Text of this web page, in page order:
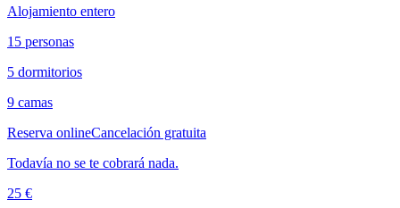
Alojamiento entero
15 personas
5 dormitorios
9 camas
Reserva onlineCancelación gratuita
Todavía no se te cobrará nada.
25 €